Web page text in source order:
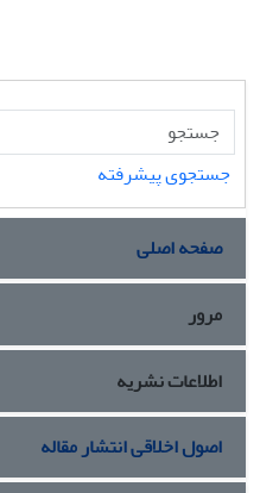
جستجوی پیشرفته
صفحه اصلی
مرور
اطلاعات نشریه
اصول اخلاقی انتشار مقاله